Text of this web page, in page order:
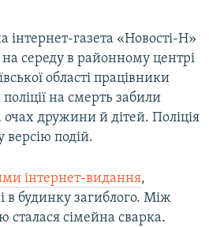
інтернет-газета «Новості-Н»
середу в районному центрі
області працівники
на смерть забили
очах дружини й дітей. Поліція
подій.
інтернет-видання,
в будинку загиблого. Між
сталася сімейна сварка.